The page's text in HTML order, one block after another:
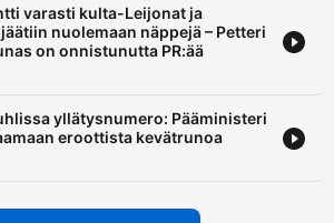
varasti kulta-Leijonat ja
nuolemaan näppejä – Petteri
on onnistunutta PR:ää
yllätysnumero: Pääministeri
eroottista kevätrunoa